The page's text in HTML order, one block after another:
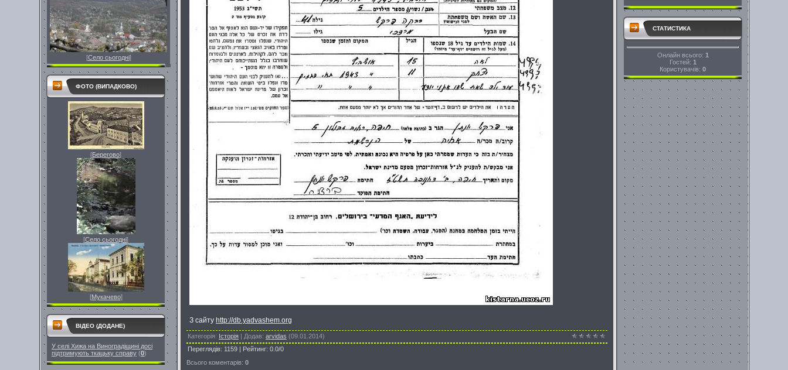
[Село сьогодні]
ФОТО (ВИПАДКОВО)
[Берегово]
[Село сьогодні]
[Мукачево]
ВІДЕО (ДОДАНЕ)
У селі Хижа на Виноградіщині досі
підтримують ткацьку справу (0)
З сайту http://db.yadvashem.org
Категорія: Історія | Додав: arvidas (09.01.2014)
Переглядів: 1159 | Рейтинг: 0.0/0
Всього коментарів: 0
СТАТИСТИКА
Онлайн всього: 1
Гостей: 1
Користувачів: 0